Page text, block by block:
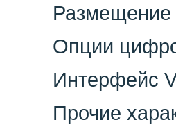
Опции
Интерфейс
Прочие